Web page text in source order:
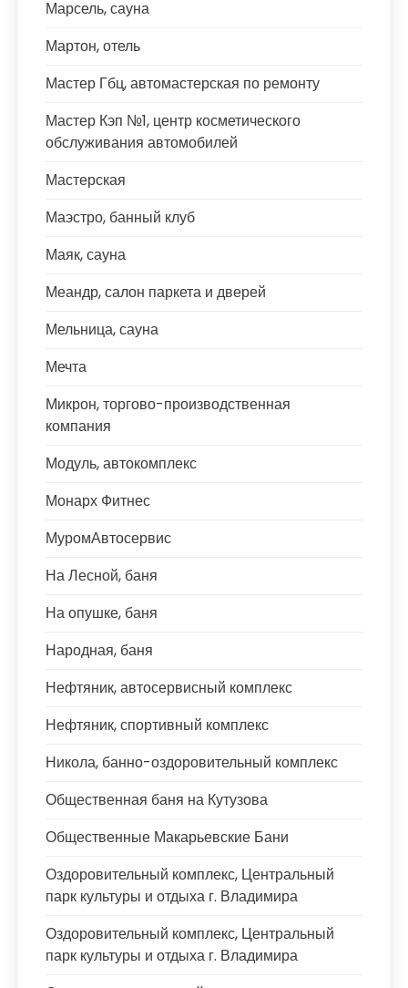
Марсель, сауна
Мартон, отель
Мастер Гбц, автомастерская по ремонту
Мастер Кэп №1, центр косметического
обслуживания автомобилей
Мастерская
Маэстро, банный клуб
Маяк, сауна
Меандр, салон паркета и дверей
Мельница, сауна
Мечта
Микрон, торгово-производственная
компания
Модуль, автокомплекс
Монарх Фитнес
МуромАвтосервис
На Лесной, баня
На опушке, баня
Народная, баня
Нефтяник, автосервисный комплекс
Нефтяник, спортивный комплекс
Никола, банно-оздоровительный комплекс
Общественная баня на Кутузова
Общественные Макарьевские Бани
Оздоровительный комплекс, Центральный
парк культуры и отдыха г. Владимира
Оздоровительный комплекс, Центральный
парк культуры и отдыха г. Владимира